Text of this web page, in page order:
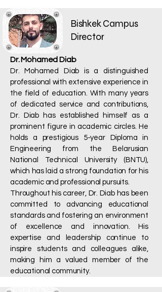
Bishkek Campus
Director
Dr. Mohamed Diab
Dr. Mohamed Diab is a distinguished
professional with extensive experience in
the field of education. With many years
of dedicated service and contributions,
Dr. Diab has established himself as a
prominent figure in academic circles. He
holds a prestigious 5-year Diploma in
Engineering from the Belarusian
National Technical University (BNTU),
which has laid a strong foundation for his
academic and professional pursuits.
Throughout his career, Dr. Diab has been
committed to advancing educational
standards and fostering an environment
of excellence and innovation. His
expertise and leadership continue to
inspire students and colleagues alike,
making him a valued member of the
educational community.